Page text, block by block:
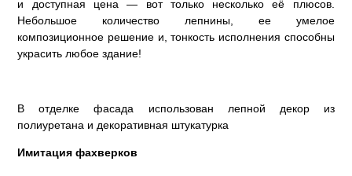
и доступная цена — вот только несколько её плюсов.
Небольшое количество лепнины, ее умелое
композиционное решение и, тонкость исполнения способны
украсить любое здание!
В отделке фасада использован лепной декор из
полиуретана и декоративная штукатурка
Имитация фахверков